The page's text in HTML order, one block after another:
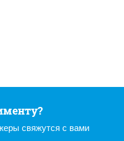
свяжутся с вами